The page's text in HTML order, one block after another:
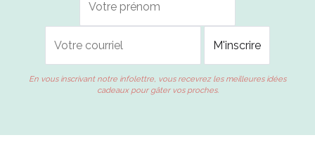
En vous inscrivant notre infolettre, vous recevrez les meilleures idées
cadeaux pour gâter vos proches.